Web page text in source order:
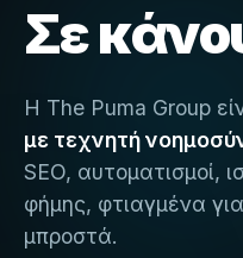
Σε
Η The Puma Group
με τεχνητή
SEO, αυτοματισμοί,
φήμης, φτιαγμένα
μπροστά.